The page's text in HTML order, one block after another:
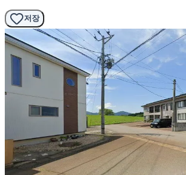
저장